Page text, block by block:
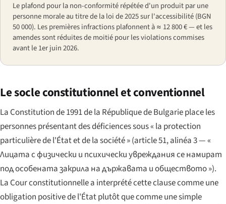
Le plafond pour la non-conformité répétée d'un produit par une
personne morale au titre de la loi de 2025 sur l'accessibilité (BGN
50 000). Les premières infractions plafonnent à ≈ 12 800 € — et les
amendes sont réduites de moitié pour les violations commises
avant le 1er juin 2026.
Le socle constitutionnel et conventionnel
La Constitution de 1991 de la République de Bulgarie place les
personnes présentant des déficiences sous « la protection
particulière de l'État et de la société » (article 51, alinéa 3 —«
Лицата с физически и психически увреждания се намират
под особената закрила на държавата и обществото »).
La Cour constitutionnelle a interprété cette clause comme une
obligation positive de l'État plutôt que comme une simple